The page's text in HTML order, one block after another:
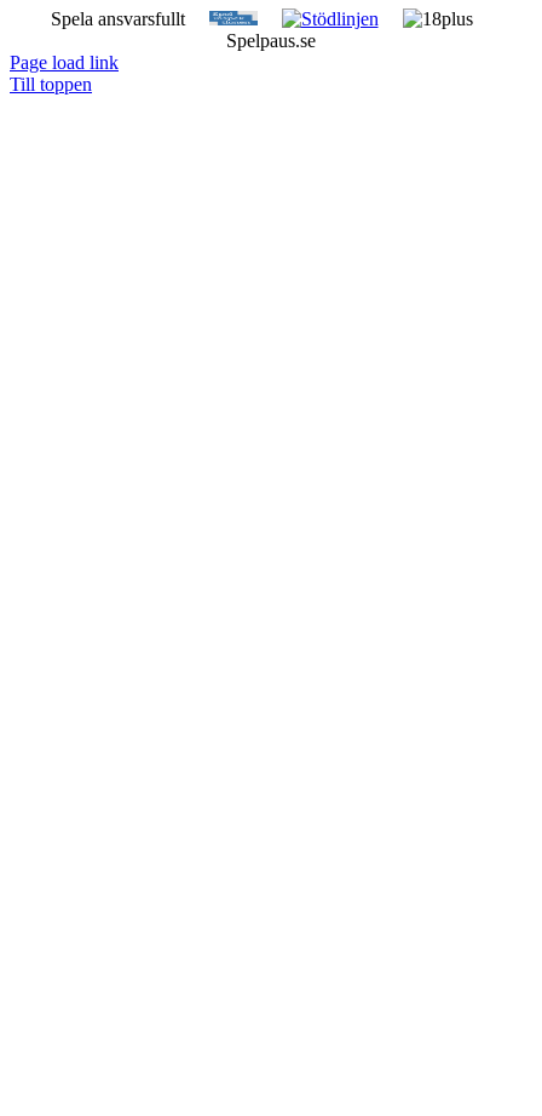
Spela ansvarsfullt
Spelpaus.se
Page load link
Till toppen